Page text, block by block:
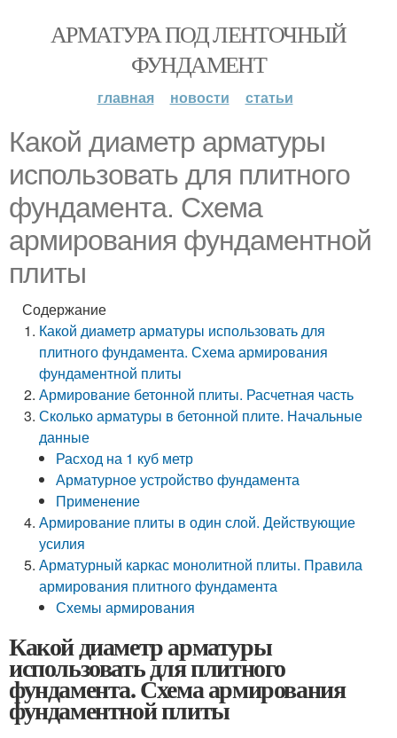
АРМАТУРА ПОД ЛЕНТОЧНЫЙ
ФУНДАМЕНТ
главная новости статьи
Какой диаметр арматуры
использовать для плитного
фундамента. Схема
армирования фундаментной
плиты
Содержание
Какой диаметр арматуры использовать для
плитного фундамента. Схема армирования
фундаментной плиты
Армирование бетонной плиты. Расчетная часть
Сколько арматуры в бетонной плите. Начальные
данные
Расход на 1 куб метр
Арматурное устройство фундамента
Применение
Армирование плиты в один слой. Действующие
усилия
Арматурный каркас монолитной плиты. Правила
армирования плитного фундамента
Схемы армирования
Какой диаметр арматуры
использовать для плитного
фундамента. Схема армирования
фундаментной плиты